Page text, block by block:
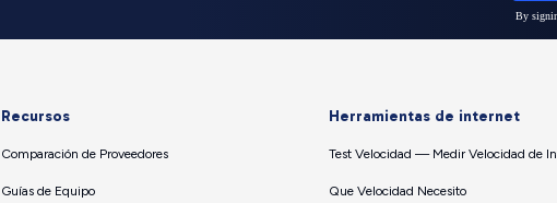
Recursos
Comparación de Proveedores
Guías de Equipo
Herramientas de internet
Test Velocidad — Medir Velocidad de
Que Velocidad Necesito